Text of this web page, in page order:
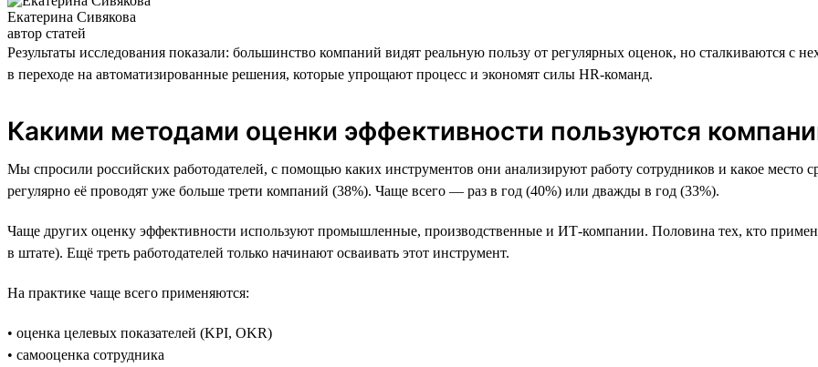
Екатерина Сивякова
автор статей
Результаты исследования показали: большинство компаний видят реальную пользу от регулярных оценок, но сталкиваются с
в переходе на автоматизированные решения, которые упрощают процесс и экономят силы HR-команд.
Какими методами оценки эффективности пользуются
Мы спросили российских работодателей, с помощью каких инструментов они анализируют работу сотрудников и какое место
регулярно её проводят уже больше трети компаний (38%). Чаще всего — раз в год (40%) или дважды в год (33%).
Чаще других оценку эффективности используют промышленные, производственные и ИТ-компании. Половина тех, кто
в штате). Ещё треть работодателей только начинают осваивать этот инструмент.
На практике чаще всего применяются:
• оценка целевых показателей (KPI, OKR)
• самооценка сотрудника